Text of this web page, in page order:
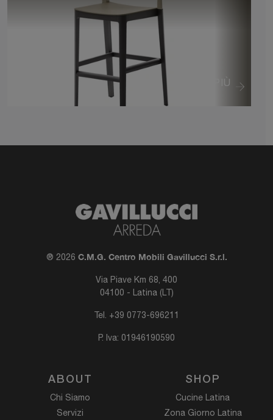
VEDI DI PIÙ
® 2026 C.M.G. Centro Mobili Gavillucci S.r.l.
Via Piave Km 68, 400
04100 - Latina (LT)
Tel. +39 0773-696211
P. Iva: 01946190590
ABOUT
Chi Siamo
Servizi
SHOP
Cucine Latina
Zona Giorno Latina